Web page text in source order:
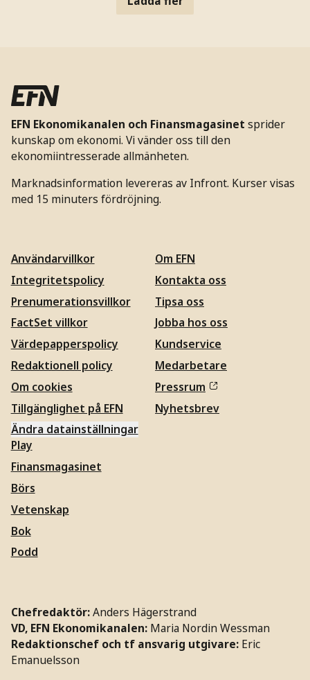
EFN Ekonomikanalen och Finansmagasinet sprider
kunskap om ekonomi. Vi vänder oss till den
ekonomiintresserade allmänheten.
Marknadsinformation levereras av Infront. Kurser visas
med 15 minuters fördröjning.
Användarvillkor
Integritetspolicy
Prenumerationsvillkor
FactSet villkor
Värdepapperspolicy
Redaktionell policy
Om cookies
Tillgänglighet på EFN
Ändra datainställningar
Om EFN
Kontakta oss
Tipsa oss
Jobba hos oss
Kundservice
Medarbetare
Pressrum
Nyhetsbrev
Play
Finansmagasinet
Börs
Vetenskap
Bok
Podd
Chefredaktör:Anders Hägerstrand
VD, EFN Ekonomikanalen: Maria Nordin Wessman
Redaktionschef och tf ansvarig utgivare: Eric
Emanuelsson